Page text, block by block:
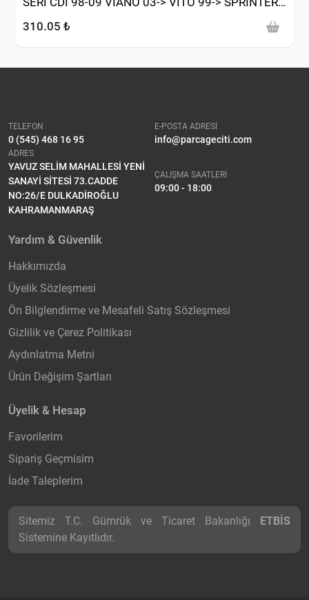
310.05 ₺
TELEFON
0 (545) 468 16 95
E-POSTA ADRESİ
info@parcageciti.com
ADRES
YAVUZ SELİM MAHALLESİ YENİ
SANAYİ SİTESİ 73.CADDE
NO:26/E DULKADİROĞLU
KAHRAMANMARAŞ
ÇALIŞMA SAATLERİ
09:00 - 18:00
Yardım & Güvenlik
Hakkımızda
Üyelik Sözleşmesi
Ön Bilglendirme ve Mesafeli Satış Sözleşmesi
Gizlilik ve Çerez Politikası
Aydınlatma Metni
Ürün Değişim Şartları
Üyelik & Hesap
Favorilerim
Sipariş Geçmisim
İade Taleplerim
Sitemiz T.C. Gümrük ve Ticaret Bakanlığı ETBİS
Sistemine Kayıtlıdır.